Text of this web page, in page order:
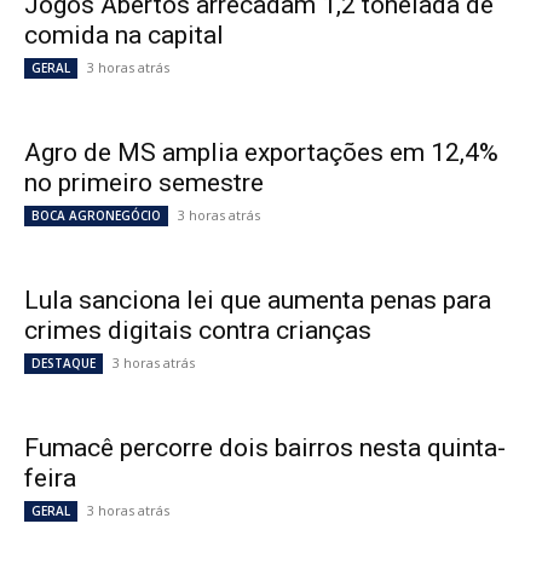
comida na capital
GERAL 3 horas atrás
Agro de MS amplia exportações em 12,4%
no primeiro semestre
BOCA AGRONEGÓCIO 3 horas atrás
Lula sanciona lei que aumenta penas para
crimes digitais contra crianças
DESTAQUE 3 horas atrás
Fumacê percorre dois bairros nesta quinta-
feira
GERAL 3 horas atrás